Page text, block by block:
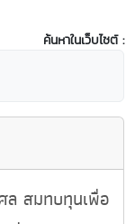
ค้นหาในเว็บไซต์ :
ล สมทบทุนเพื่อ